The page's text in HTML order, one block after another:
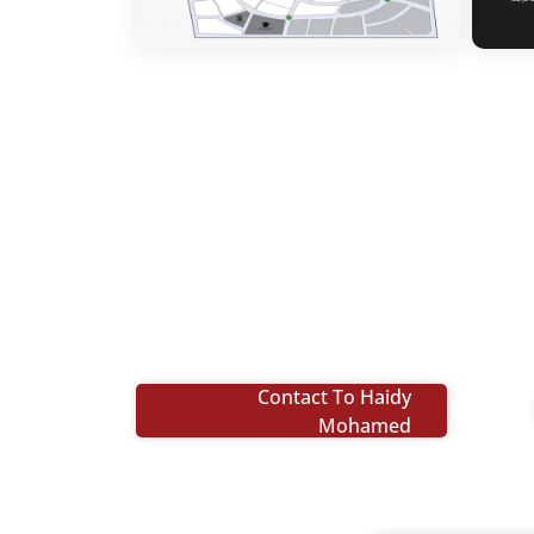
Contact To Haidy
Mohamed